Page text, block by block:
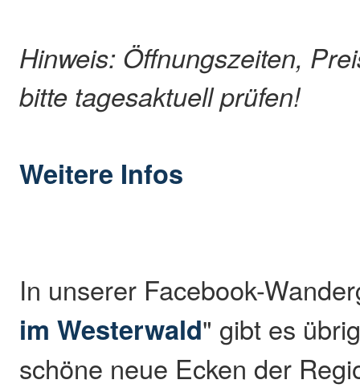
Hinweis: Öffnungszeiten,
bitte tagesaktuell prüfen!
Weitere Infos
In unserer Facebook-
im Westerwald" gibt es
schöne neue Ecken der